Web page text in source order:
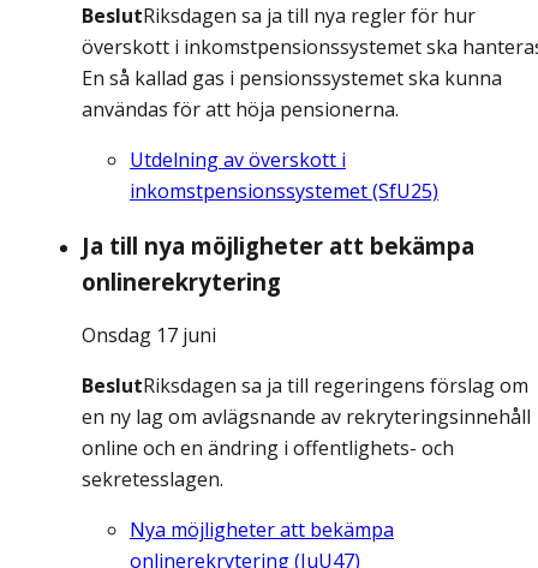
BeslutRiksdagen sa ja till nya regler för hur
överskott i inkomstpensionssystemet ska
En så kallad gas i pensionssystemet ska kunna
användas för att höja pensionerna.
Utdelning av överskott i
inkomstpensionssystemet (SfU25)
Ja till nya möjligheter att bekämpa
onlinerekrytering
Onsdag 17 juni
BeslutRiksdagen sa ja till regeringens förslag om
en ny lag om avlägsnande av rekryteringsinnehåll
online och en ändring i offentlighets- och
sekretesslagen.
Nya möjligheter att bekämpa
onlinerekrytering (JuU47)